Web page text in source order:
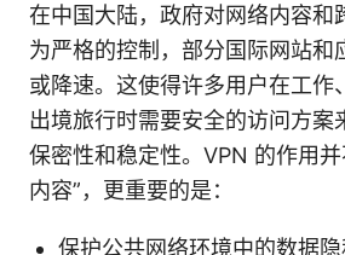
在中国大陆，政府对网络内容和
为严格的控制，部分国际网站和
或降速。这使得许多用户在工作
出境旅行时需要安全的访问方案
保密性和稳定性。VPN 的作用
内容”，更重要的是：
保护公共网络环境中的数据